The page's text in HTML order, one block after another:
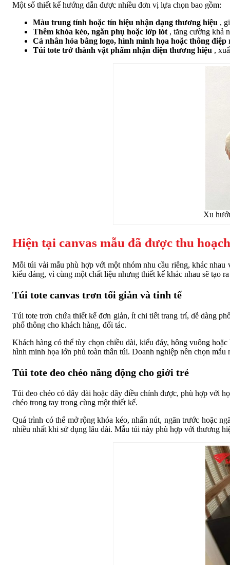
Một số thiết kế hướng dẫn được nhiều đơn vị lựa chọn bao gồm:
Màu trung tính hoặc tín hiệu nhận dạng thương hiệu ,
Thêm khóa kéo, ngăn phụ hoặc lớp lót , tăng cường khả
Cá nhân hóa bằng logo, hình minh họa hoặc thông điệp
Túi tote trở thành vật phẩm nhận diện thương hiệu ,
Xu
Hiện tại canvas mẫu đã được thu hoạch
Mỗi túi vải mẫu phù hợp với một nhóm nhu cầu riêng, khác
kiểu dáng, vì cùng một chất liệu nhưng thiết kế khác nhau sẽ tạo
Túi tote canvas trơn tối giản và tinh tế
Túi tote trơn chứa thiết kế đơn giản, ít chi tiết trang trí, dễ dàng
phổ thông cho khách hàng, đối tác.
Khách hàng có thể tùy chọn chiều dài, kiểu đáy, hông vuông
hình minh họa lớn phủ toàn thân túi. Doanh nghiệp nên chọn
Túi tote đeo chéo năng động cho giới trẻ
Túi đeo chéo có dây dài hoặc dây điều chỉnh được, phù hợp với
chéo trong tay trong cùng một thiết kế.
Quá trình có thể mở rộng khóa kéo, nhấn nút, ngăn trước hoặc
nhiều nhất khi sử dụng lâu dài. Mẫu túi này phù hợp với thương